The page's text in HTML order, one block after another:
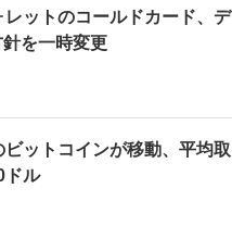
レットのコールドカード、デ
を一時変更
ビットコインが移動、平均取
ドル